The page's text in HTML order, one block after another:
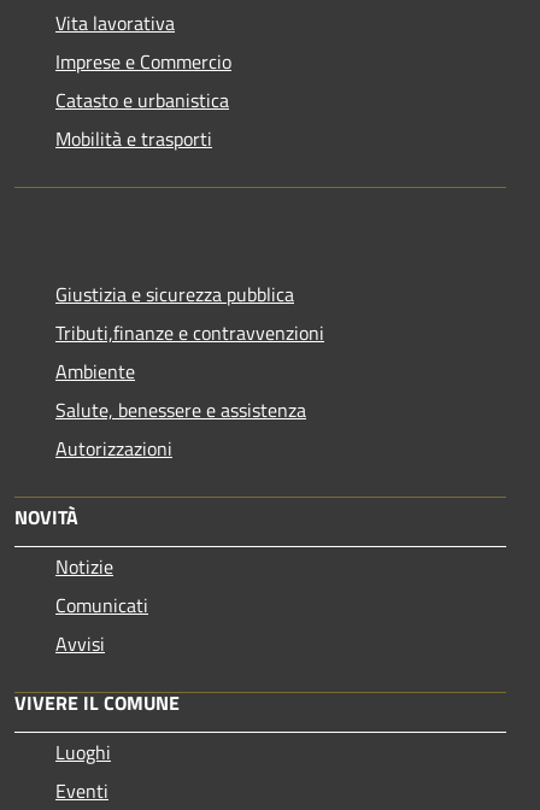
Vita lavorativa
Imprese e Commercio
Catasto e urbanistica
Mobilità e trasporti
Giustizia e sicurezza pubblica
Tributi,finanze e contravvenzioni
Ambiente
Salute, benessere e assistenza
Autorizzazioni
NOVITÀ
Notizie
Comunicati
Avvisi
VIVERE IL COMUNE
Luoghi
Eventi